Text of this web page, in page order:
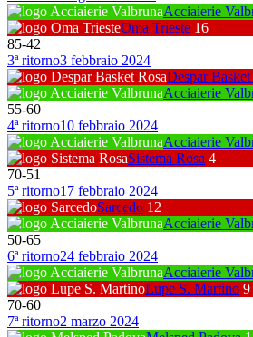
Acciaierie
Oma Trieste 16
85-42
3ª ritorno3 febbraio 2024
Despar Basket
Acciaierie
55-60
4ª ritorno10 febbraio 2024
Acciaierie
Sistema Rosa 4
70-51
5ª ritorno17 febbraio 2024
Sarcedo 12
Acciaierie
50-65
6ª ritorno24 febbraio 2024
Acciaierie
Lupe S. Martino 9
70-60
7ª ritorno2 marzo 2024